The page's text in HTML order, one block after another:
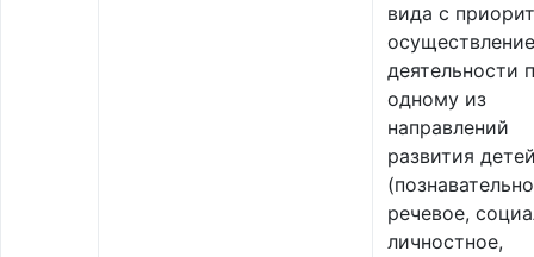
вида с
деятельности
одному из
направлений
развития
речевое,
личностное,